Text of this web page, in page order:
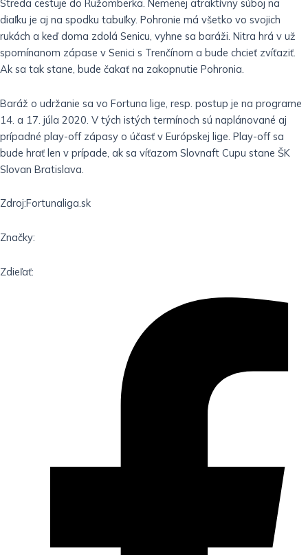
Streda cestuje do Ružomberka. Nemenej atraktívny súboj na
diaľku je aj na spodku tabuľky. Pohronie má všetko vo svojich
rukách a keď doma zdolá Senicu, vyhne sa baráži. Nitra hrá v už
spomínanom zápase v Senici s Trenčínom a bude chcieť zvíťaziť.
Ak sa tak stane, bude čakať na zakopnutie Pohronia.
Baráž o udržanie sa vo Fortuna lige, resp. postup je na programe
14. a 17. júla 2020. V tých istých termínoch sú naplánované aj
prípadné play-off zápasy o účasť v Európskej lige. Play-off sa
bude hrať len v prípade, ak sa víťazom Slovnaft Cupu stane ŠK
Slovan Bratislava.
Zdroj:Fortunaliga.sk
Značky:
Zdieľať: